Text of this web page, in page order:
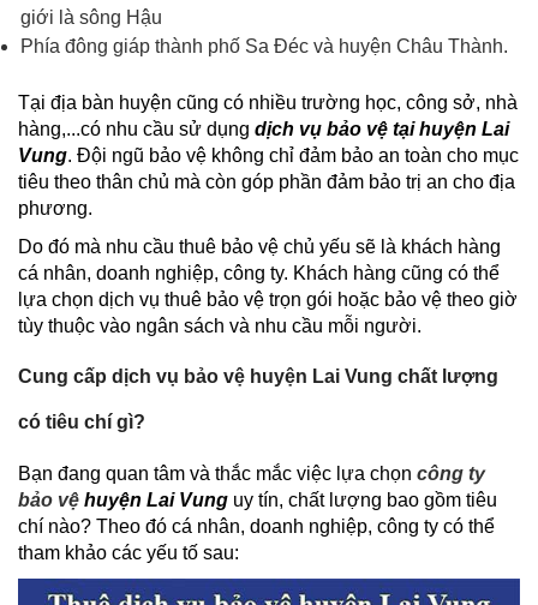
giới là sông Hậu
Phía đông giáp thành phố Sa Đéc và huyện Châu Thành.
Tại địa bàn huyện cũng có nhiều trường học, công sở, nhà
hàng,...có nhu cầu sử dụng dịch vụ bảo vệ tại huyện Lai
Vung. Đội ngũ bảo vệ không chỉ đảm bảo an toàn cho mục
tiêu theo thân chủ mà còn góp phần đảm bảo trị an cho địa
phương.
Do đó mà nhu cầu thuê bảo vệ chủ yếu sẽ là khách hàng
cá nhân, doanh nghiệp, công ty. Khách hàng cũng có thể
lựa chọn dịch vụ thuê bảo vệ trọn gói hoặc bảo vệ theo giờ
tùy thuộc vào ngân sách và nhu cầu mỗi người.
Cung cấp dịch vụ bảo vệ huyện Lai Vung chất lượng
có tiêu chí gì?
Bạn đang quan tâm và thắc mắc việc lựa chọn công ty
bảo vệ huyện Lai Vung uy tín, chất lượng bao gồm tiêu
chí nào? Theo đó cá nhân, doanh nghiệp, công ty có thể
tham khảo các yếu tố sau: